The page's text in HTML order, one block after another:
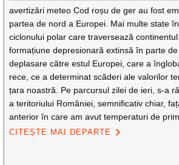
avertizări meteo Cod roșu de ger au fost
partea de nord a Europei. Mai multe state
ciclonului polar care traversează
formațiune depresionară extinsă în parte
deplasare către estul Europei, care a
rece, ce a determinat scăderi ale valorilor
țara noastră. Pe parcursul zilei de ieri, s-a
a teritoriului României, semnificativ chiar,
anterior în care am avut temperaturi de
CITEȘTE MAI DEPARTE